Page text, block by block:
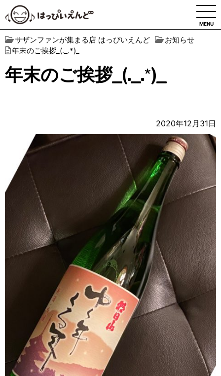
MENU
サザンファンが集まる店 はっぴいえんど
お知らせ
年末のご挨拶_(._.*)_
年末のご挨拶_(._.*)_
2020年12月31日